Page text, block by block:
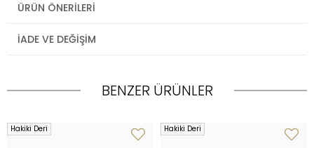
ÜRÜN ÖNERILERI
İADE VE DEĞIŞIM
BENZER ÜRÜNLER
Hakiki Deri Hakiki Deri